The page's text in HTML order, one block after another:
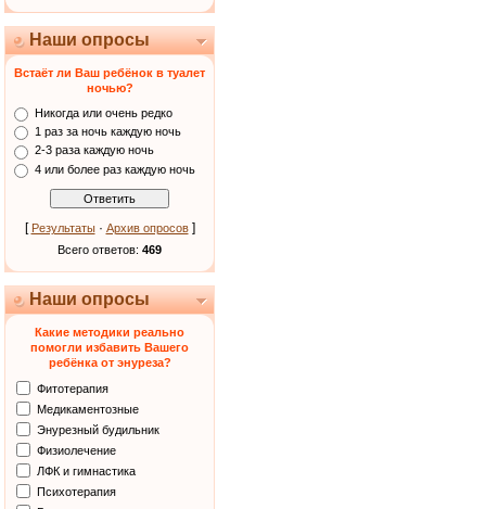
Наши опросы
Встаёт ли Ваш ребёнок в туалет
ночью?
Никогда или очень редко
1 раз за ночь каждую ночь
2-3 раза каждую ночь
4 или более раз каждую ночь
[ Результаты· Архив опросов]
Всего ответов: 469
Наши опросы
Какие методики реально
помогли избавить Вашего
ребёнка от энуреза?
Фитотерапия
Медикаментозные
Энурезный будильник
Физиолечение
ЛФК и гимнастика
Психотерапия